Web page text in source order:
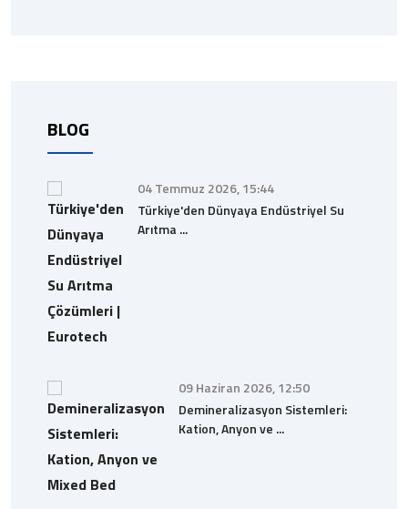
BLOG
04 Temmuz 2026, 15:44
Türkiye'den Dünyaya Endüstriyel Su
Arıtma ...
09 Haziran 2026, 12:50
Demineralizasyon Sistemleri:
Kation, Anyon ve ...